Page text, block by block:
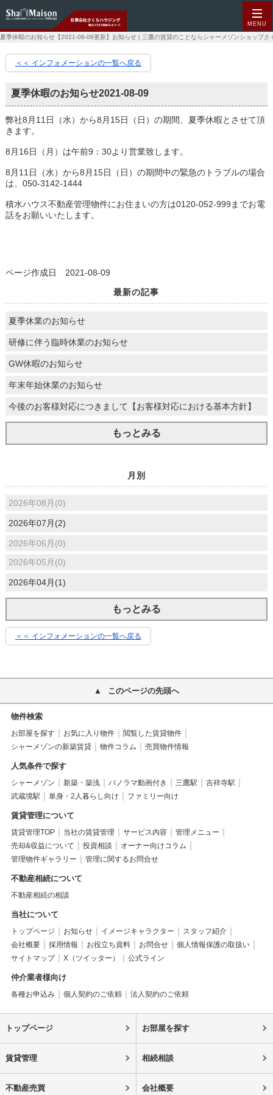
MENU
夏季休暇のお知らせ【2021-08-09更新】お知らせ | 三鷹の賃貸のことならシャーメゾンショップさ
＜＜ インフォメーションの一覧へ戻る
夏季休暇のお知らせ2021-08-09
弊社8月11日（水）から8月15日（日）の期間、夏季休暇とさせて頂
きます。
8月16日（月）は午前9：30より営業致します。
8月11日（水）から8月15日（日）の期間中の緊急のトラブルの場合
は、050-3142-1444
積水ハウス不動産管理物件にお住まいの方は0120-052-999までお電
話をお願いいたします。
ページ作成日 2021-08-09
最新の記事
夏季休業のお知らせ
研修に伴う臨時休業のお知らせ
GW休暇のお知らせ
年末年始休業のお知らせ
今後のお客様対応につきまして【お客様対応における基本方針】
もっとみる
月別
2026年08月(0)
2026年07月(2)
2026年06月(0)
2026年05月(0)
2026年04月(1)
もっとみる
＜＜ インフォメーションの一覧へ戻る
このページの先頭へ
物件検索
お部屋を探す お気に入り物件
閲覧した賃貸物件
シャーメゾンの新築賃貸
物件コラム 売買物件情報
人気条件で探す
シャーメゾン 新築・築浅 パノラマ動画付き 三鷹駅
吉祥寺駅
武蔵境駅
単身・2人暮らし向け ファミリー向け
賃貸管理について
賃貸管理TOP 当社の賃貸管理 サービス内容
管理メニュー
売却&収益について
投資相談
オーナー向けコラム
管理物件ギャラリー
管理に関するお問合せ
不動産相続について
不動産相続の相談
当社について
トップページ お知らせ イメージキャラクター
スタッフ紹介
会社概要
採用情報 お役立ち資料 お問合せ
個人情報保護の取扱い
サイトマップ
X（ツイッター） 公式ライン
仲介業者様向け
各種お申込み 個人契約のご依頼 法人契約のご依頼
トップページ お部屋を探す
賃貸管理 相続相談
不動産売買 会社概要